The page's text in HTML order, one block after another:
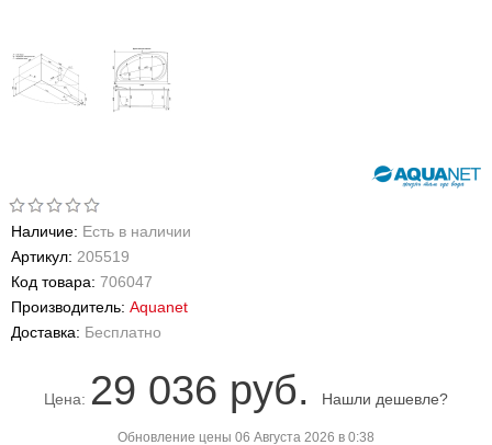
Наличие: Есть в наличии
Артикул: 205519
Код товара: 706047
Производитель: Aquanet
Доставка: Бесплатно
Цена: 29 036 руб. Нашли дешевле?
Обновление цены 06 Августа 2026 в 0:38